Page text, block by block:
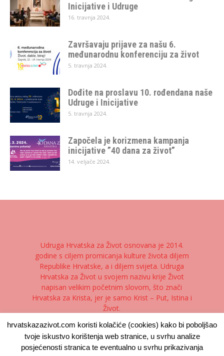
Inicijative i Udruge
16. travnja 2024.
Završavaju prijave za našu 6.
međunarodnu konferenciju za život
5. travnja 2024.
Dođite na proslavu 10. rođendana naše
Udruge i Inicijative
5. travnja 2024.
Započela je korizmena kampanja
inicijative ”40 dana za život”
14. veljače 2024.
Udruga Hrvatska za Život osnovana je 2014.
godine s ciljem promicanja kulture života diljem
Republike Hrvatske, a i diljem svijeta. Udruga
Hrvatska za Život u svojem nazivu krije Život
napisan velikim početnim slovom, što znači
Hrvatska za Krista, jer je samo Krist – Put, Istina i
Život.
Kontaktirajte nas:kontakt@hrvatskazazivot.com
hrvatskazazivot.com koristi kolačiće (cookies) kako bi poboljšao
tvoje iskustvo korištenja web stranice, u svrhu analize
posjećenosti stranica te eventualno u svrhu prikazivanja